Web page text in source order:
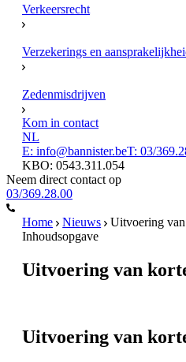
Verkeersrecht
Verzekerings en
Zedenmisdrijven
Kom in contact
NL
E: info@bannister.beT: 03/
KBO: 0543.311.054
Neem direct contact op
03/369.28.00
Home Nieuws
Uitvoering van
Inhoudsopgave
Uitvoering van
Uitvoering van